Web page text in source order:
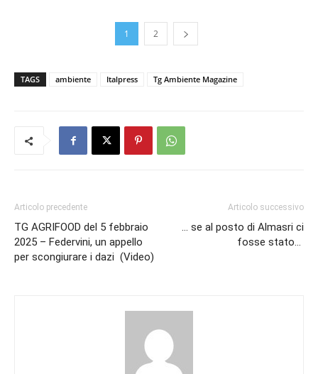
1 2
TAGS ambiente Italpress Tg Ambiente Magazine
Articolo precedente
TG AGRIFOOD del 5 febbraio
2025 – Federvini, un appello
per scongiurare i dazi (Video)
Articolo successivo
… se al posto di Almasri ci
fosse stato…